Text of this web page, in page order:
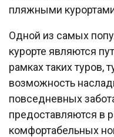
пляжными
Одной из самых
курорте являются
рамках таких туров,
возможность
повседневных
предоставляются в
комфортабельных